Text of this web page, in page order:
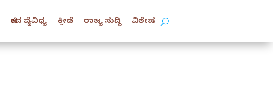
ಜೀವ ವೈವಿಧ್ಯ ಕ್ರೀಡೆ ರಾಜ್ಯ ಸುದ್ದಿ ವಿಶೇಷ